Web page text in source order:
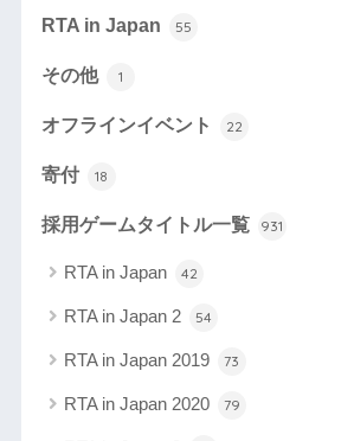
RTA in Japan 55
その他 1
オフラインイベント 22
寄付 18
採用ゲームタイトル一覧 931
RTA in Japan 42
RTA in Japan 2 54
RTA in Japan 2019 73
RTA in Japan 2020 79